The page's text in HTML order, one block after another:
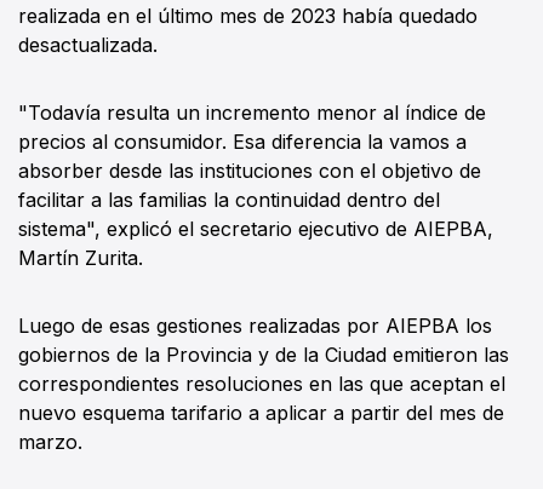
realizada en el último mes de 2023 había quedado
desactualizada.
"Todavía resulta un incremento menor al índice de
precios al consumidor. Esa diferencia la vamos a
absorber desde las instituciones con el objetivo de
facilitar a las familias la continuidad dentro del
sistema", explicó el secretario ejecutivo de AIEPBA,
Martín Zurita.
Luego de esas gestiones realizadas por AIEPBA los
gobiernos de la Provincia y de la Ciudad emitieron las
correspondientes resoluciones en las que aceptan el
nuevo esquema tarifario a aplicar a partir del mes de
marzo.